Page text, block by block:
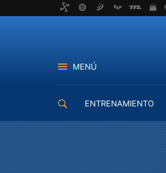
MENÚ
ENTRENAMIENTO